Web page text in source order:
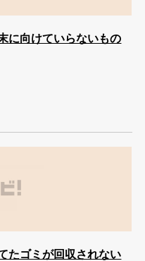
に向けていらないもの
たゴミが回収されない